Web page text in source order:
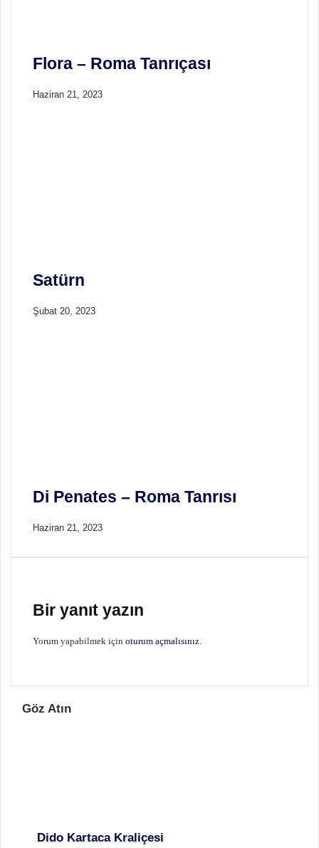
Flora – Roma Tanrıçası
Haziran 21, 2023
Satürn
Şubat 20, 2023
Di Penates – Roma Tanrısı
Haziran 21, 2023
Bir yanıt yazın
Yorum yapabilmek için oturum açmalısınız
Göz Atın
Dido Kartaca Kraliçesi